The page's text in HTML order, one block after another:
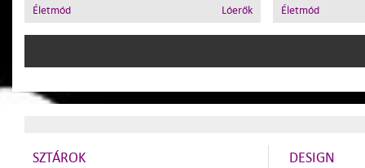
Életmód Lóerők Életmód
SZTÁROK DESIGN